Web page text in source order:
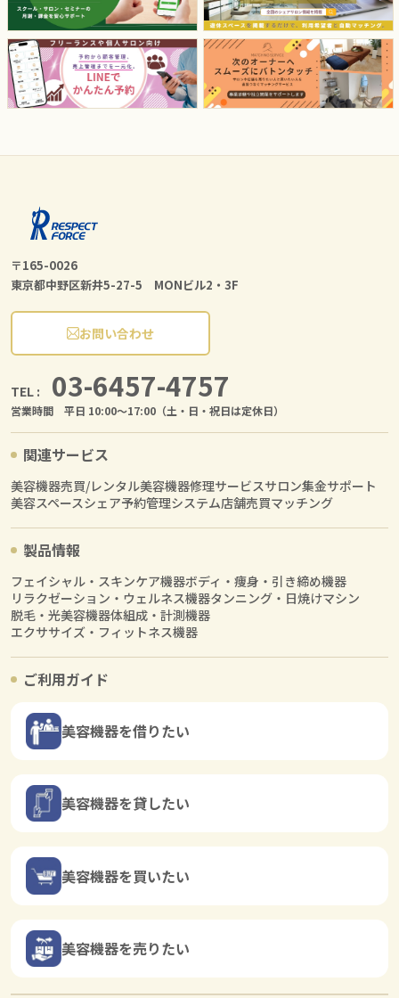
〒165-0026
東京都中野区新井5-27-5 MONビル2・3F
お問い合わせ
TEL : 03-6457-4757
営業時間 平日 10:00〜17:00（土・日・祝日は定休日）
関連サービス
美容機器売買/レンタル美容機器修理サービスサロン集金サポート
美容スペースシェア予約管理システム店舗売買マッチング
製品情報
フェイシャル・スキンケア機器ボディ・痩身・引き締め機器
リラクゼーション・ウェルネス機器タンニング・日焼けマシン
脱毛・光美容機器体組成・計測機器
エクササイズ・フィットネス機器
ご利用ガイド
美容機器を借りたい
美容機器を貸したい
美容機器を買いたい
美容機器を売りたい